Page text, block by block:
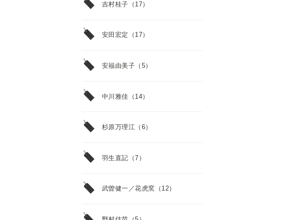
吉村桂子 （17）
安田宏定 （17）
安福由美子 （5）
中川雅佳 （14）
杉原万理江 （6）
羽生直記 （7）
武曽健一／花虎窯 （12）